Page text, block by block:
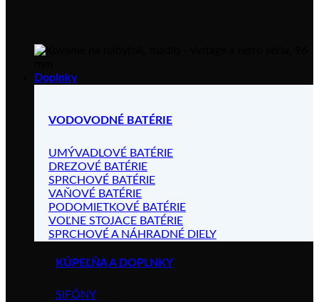
Doplnky
VODOVODNÉ BATÉRIE
UMÝVADLOVÉ BATÉRIE
DREZOVÉ BATÉRIE
SPRCHOVÉ BATÉRIE
VAŇOVÉ BATÉRIE
PODOMIETKOVÉ BATÉRIE
VOĽNE STOJACE BATÉRIE
SPRCHOVÉ A NÁHRADNÉ DIELY
KÚPEĽŇA A DOPLNKY
SIFÓNY